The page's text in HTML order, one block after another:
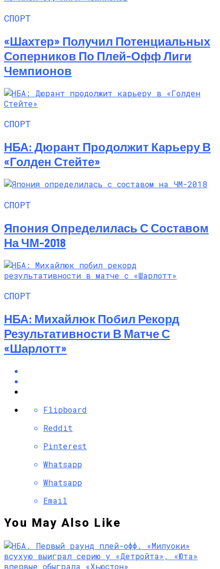
СПОРТ
«Шахтер» Получил Потенциальных
Соперников По Плей-Офф Лиги
Чемпионов
СПОРТ
НБА: Дюрант Продолжит Карьеру В
«Голден Стейте»
СПОРТ
Япония Определилась С Составом
На ЧМ-2018
СПОРТ
НБА: Михайлюк Побил Рекорд
Результативности В Матче С
«Шарлотт»
Flipboard
Reddit
Pinterest
Whatsapp
Whatsapp
Email
You May Also Like